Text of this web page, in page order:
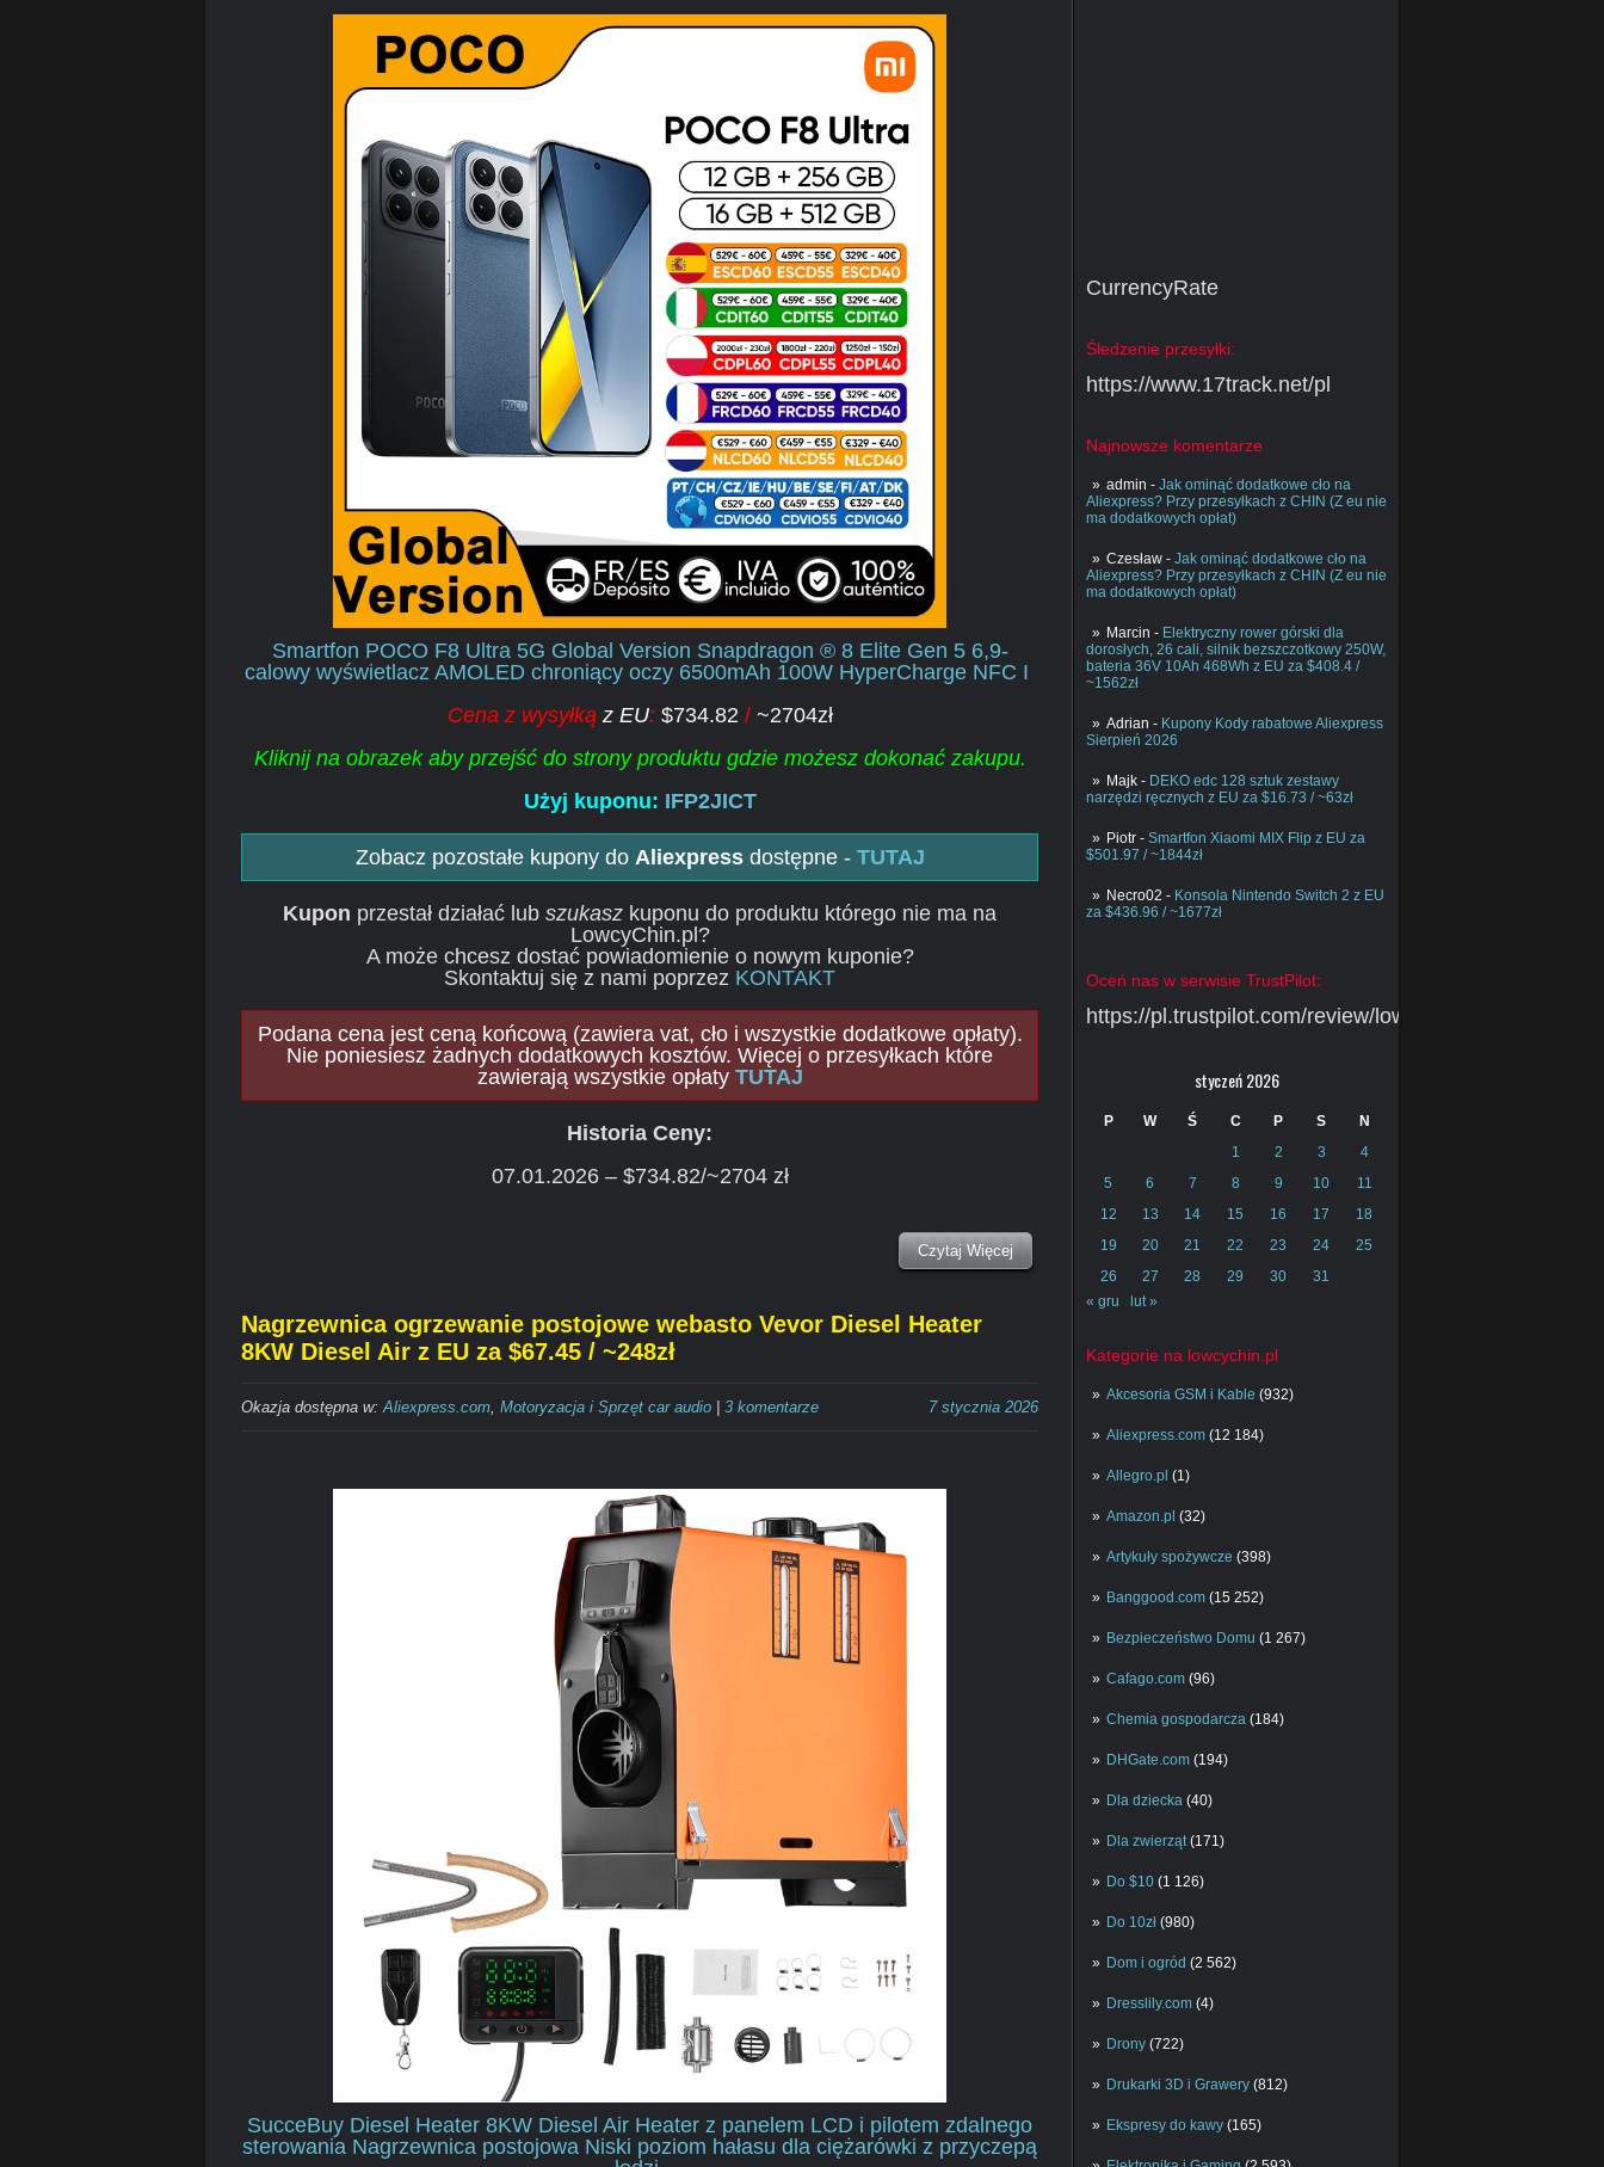
CurrencyRate
Śledzenie przesyłki:
https://www.17track.net/pl
Najnowsze komentarze
admin - Jak ominąć dodatkowe cło na
Aliexpress? Przy przesyłkach z CHIN (Z eu nie
ma dodatkowych opłat)
Czesław - Jak ominąć dodatkowe cło na
Aliexpress? Przy przesyłkach z CHIN (Z eu nie
ma dodatkowych opłat)
Marcin - Elektryczny rower górski dla
dorosłych, 26 cali, silnik bezszczotkowy 250W,
bateria 36V 10Ah 468Wh z EU za $408.4 /
~1562zł
Adrian - Kupony Kody rabatowe Aliexpress
Sierpień 2026
Majk - DEKO edc 128 sztuk zestawy
narzędzi ręcznych z EU za $16.73 / ~63zł
Piotr - Smartfon Xiaomi MIX Flip z EU za
$501.97 / ~1844zł
Necro02 - Konsola Nintendo Switch 2 z EU
za $436.96 / ~1677zł
Oceń nas w serwisie TrustPilot:
https://pl.trustpilot.com/review/lowcychin.pl
styczeń 2026
P W Ś C P S
N
1
2 3
4
5
6 7 8 9 10
11
12
13 14 15 16 17
18
19
20 21 22 23 24
25
26
27 28 29 30
31
« gru
lut »
Kategorie na lowcychin.pl
Akcesoria GSM i Kable (932)
Aliexpress.com (12 184)
Allegro.pl (1)
Amazon.pl (32)
Artykuły spożywcze (398)
Banggood.com (15 252)
Bezpieczeństwo Domu (1 267)
Cafago.com (96)
Chemia gospodarcza (184)
DHGate.com (194)
Dla dziecka (40)
Dla zwierząt(171)
Do $10 (1 126)
Do 10zł (980)
Dom i ogród (2 562)
Dresslily.com (4)
Drony (722)
Drukarki 3D i Grawery (812)
Ekspresy do kawy (165)
Smartfon POCO F8 Ultra 5G Global Version Snapdragon ® 8 Elite Gen 5 6,9-
calowy wyświetlacz AMOLED chroniący oczy 6500mAh 100W HyperCharge NFC I
Cena z wysyłkąz EU: $734.82 / ~2704zł
Kliknij na obrazek aby przejść do strony produktu gdzie możesz dokonać zakupu.
Użyj kuponu: IFP2JICT
Zobacz pozostałe kupony do Aliexpressdostępne - TUTAJ
Kupon przestał działać lub szukasz kuponu do produktu którego nie ma na
LowcyChin.pl?
A może chcesz dostać powiadomienie o nowym kuponie?
Skontaktuj się z nami poprzez KONTAKT
Podana cena jest ceną końcową (zawiera vat, cło i wszystkie dodatkowe opłaty).
Nie poniesiesz żadnych dodatkowych kosztów. Więcej o przesyłkach które
zawierają wszystkie opłaty TUTAJ
Historia Ceny:
07.01.2026 – $734.82/~2704 zł
Czytaj Więcej
Nagrzewnica ogrzewanie postojowe webasto Vevor Diesel Heater
8KW Diesel Air z EU za $67.45 / ~248zł
7 stycznia 2026
Okazja dostępna w:Aliexpress.com, Motoryzacja i Sprzęt car audio 3 komentarze
SucceBuy Diesel Heater 8KW Diesel Air Heater z panelem LCD i pilotem zdalnego
sterowania Nagrzewnica postojowa Niski poziom hałasu dla ciężarówki z przyczepą